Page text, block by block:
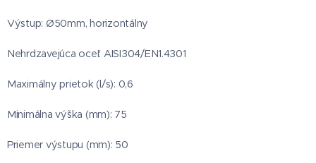
Výstup: Ø50mm, horizontálny
Nehrdzavejúca oceľ: AISI304/EN1.4301
Maximálny prietok (l/s): 0,6
Minimálna výška (mm): 75
Priemer výstupu (mm): 50